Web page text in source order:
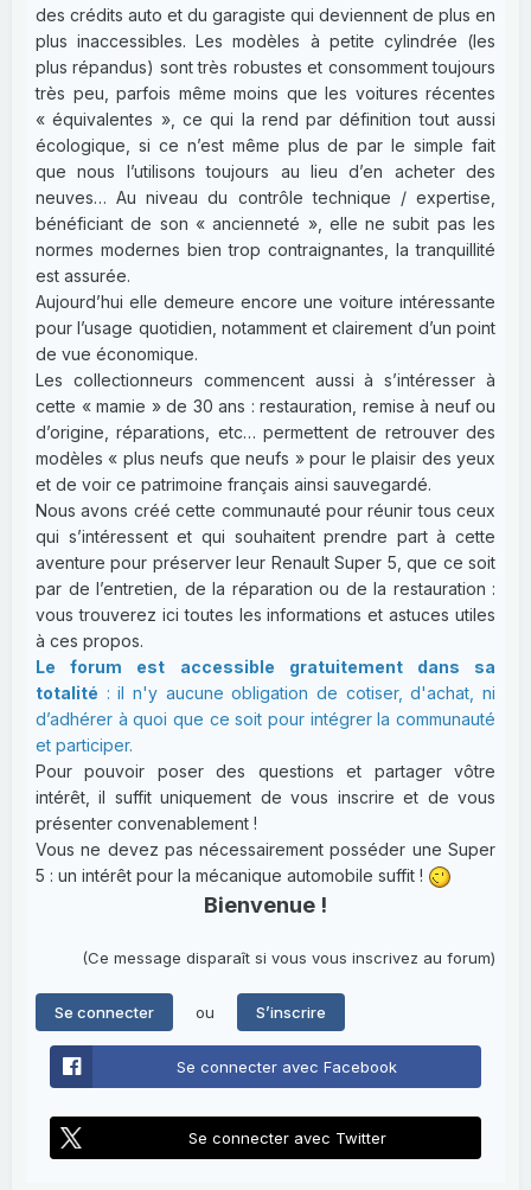
des crédits auto et du garagiste qui deviennent de plus en
plus inaccessibles. Les modèles à petite cylindrée (les
plus répandus) sont très robustes et consomment toujours
très peu, parfois même moins que les voitures récentes
« équivalentes », ce qui la rend par définition tout aussi
écologique, si ce n’est même plus de par le simple fait
que nous l’utilisons toujours au lieu d’en acheter des
neuves… Au niveau du contrôle technique / expertise,
bénéficiant de son « ancienneté », elle ne subit pas les
normes modernes bien trop contraignantes, la tranquillité
est assurée.
Aujourd’hui elle demeure encore une voiture intéressante
pour l’usage quotidien, notamment et clairement d’un point
de vue économique.
Les collectionneurs commencent aussi à s’intéresser à
cette « mamie » de 30 ans : restauration, remise à neuf ou
d’origine, réparations, etc… permettent de retrouver des
modèles « plus neufs que neufs » pour le plaisir des yeux
et de voir ce patrimoine français ainsi sauvegardé.
Nous avons créé cette communauté pour réunir tous ceux
qui s’intéressent et qui souhaitent prendre part à cette
aventure pour préserver leur Renault Super 5, que ce soit
par de l’entretien, de la réparation ou de la restauration :
vous trouverez ici toutes les informations et astuces utiles
à ces propos.
Le forum est accessible gratuitement dans sa
totalité : il n'y aucune obligation de cotiser, d'achat, ni
d’adhérer à quoi que ce soit pour intégrer la communauté
et participer.
Pour pouvoir poser des questions et partager vôtre
intérêt, il suffit uniquement de vous inscrire et de vous
présenter convenablement !
Vous ne devez pas nécessairement posséder une Super
5 : un intérêt pour la mécanique automobile suffit !
Bienvenue !
(Ce message disparaît si vous vous inscrivez au forum)
Se connecter ou S’inscrire
Se connecter avec Facebook
Se connecter avec Twitter